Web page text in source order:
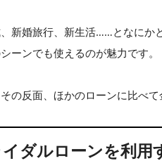
新婚旅行、新生活……となにか
ーンでも使えるのが魅力です。
の反面、ほかのローンに比べ
ダルローンを利用